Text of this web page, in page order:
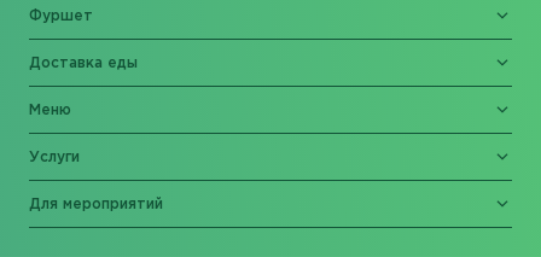
Фуршет
Доставка еды
Меню
Услуги
Для мероприятий